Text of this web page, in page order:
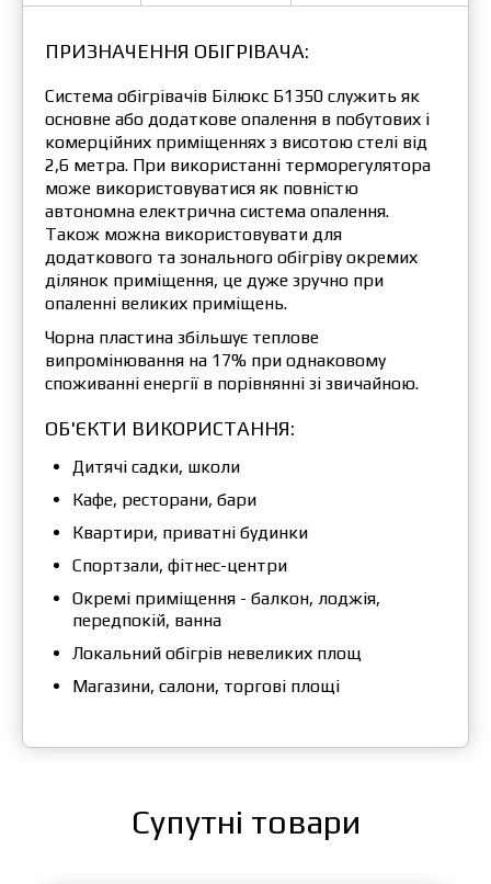
ПРИЗНАЧЕННЯ ОБІГРІВАЧА:
Система обігрівачів Білюкс Б1350 служить як
основне або додаткове опалення в побутових і
комерційних приміщеннях з висотою стелі від
2,6 метра. При використанні терморегулятора
може використовуватися як повністю
автономна електрична система опалення.
Також можна використовувати для
додаткового та зонального обігріву окремих
ділянок приміщення, це дуже зручно при
опаленні великих приміщень.
Чорна пластина збільшує теплове
випромінювання на 17% при однаковому
споживанні енергії в порівнянні зі звичайною.
ОБ'ЄКТИ ВИКОРИСТАННЯ:
Дитячі садки, школи
Кафе, ресторани, бари
Квартири, приватні будинки
Спортзали, фітнес-центри
Окремі приміщення - балкон, лоджія,
передпокій, ванна
Локальний обігрів невеликих площ
Магазини, салони, торгові площі
Супутні товари